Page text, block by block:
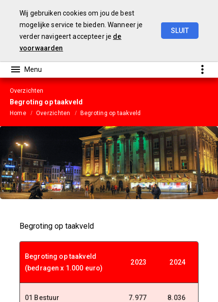
Wij gebruiken cookies om jou de best
mogelijke service te bieden. Wanneer je
verder navigeert accepteer je de
voorwaarden
SLUIT
Overzichten
Begroting op taakveld
Home Overzichten Begroting op taakveld
Begroting op taakveld
Begroting op taakveld
(bedragen x 1.000 euro)
2023 2024
01 Bestuur 7.977 8.036